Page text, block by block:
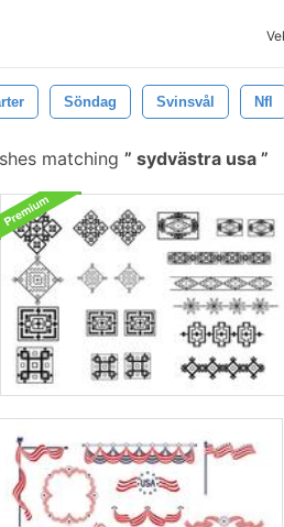
Söndag Svinsvål Nfl
matching sydvästra usa